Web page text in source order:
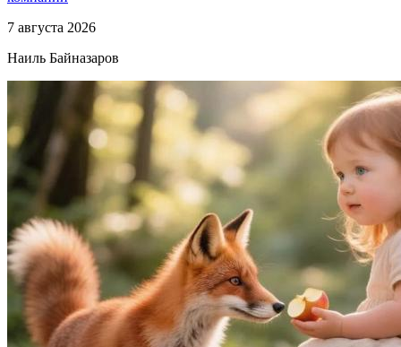
7 августа 2026
Наиль Байназаров